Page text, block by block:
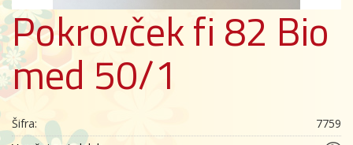
Pokrovček fi 82 Bio
med 50/1
Šifra:
7759